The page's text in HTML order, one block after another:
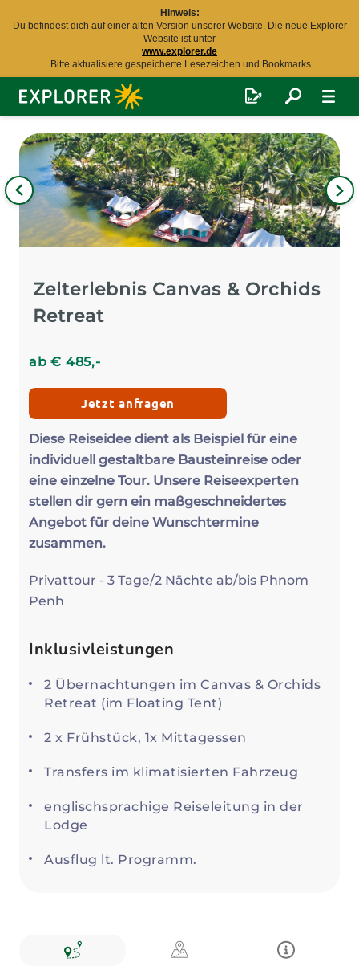
Hinweis:
Du befindest dich auf einer alten Version unserer Website. Die neue Explorer
Website ist unter
www.explorer.de
. Bitte aktualisiere gespeicherte Lesezeichen und Bookmarks.
Explorer
Fernreisen
Zelterlebnis Canvas & Orchids
Retreat
ab€ 485,-
Jetzt anfragen
Diese Reiseidee dient als Beispiel für eine
individuell gestaltbare Bausteinreise oder
eine einzelne Tour. Unsere Reiseexperten
stellen dir gern ein maßgeschneidertes
Angebot für deine Wunschtermine
zusammen.
Privattour - 3 Tage/2 Nächte ab/bis Phnom
Penh
Inklusivleistungen
2 Übernachtungen im Canvas & Orchids
Retreat (im Floating Tent)
2 x Frühstück, 1x Mittagessen
Transfers im klimatisierten Fahrzeug
englischsprachige Reiseleitung in der
Lodge
Ausflug lt. Programm.